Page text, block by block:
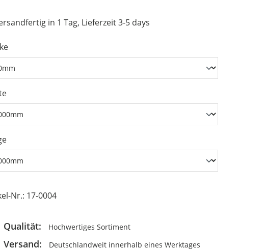
in 1 Tag, Lieferzeit 3-5 days
Nr.: 17-0004
Qualität: Hochwertiges Sortiment
Versand: Deutschlandweit innerhalb eines Werktages